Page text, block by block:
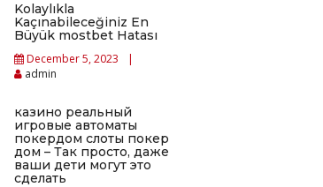
Kolaylıkla
Kaçınabileceğiniz En
Büyük mostbet Hatası
December 5, 2023
admin
казино реальный
игровые автоматы
покердом слоты покер
дом – Так просто, даже
ваши дети могут это
сделать